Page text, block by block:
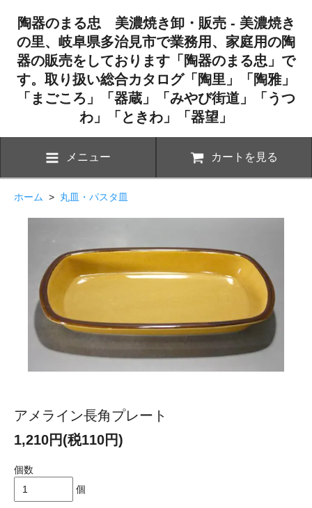
陶器のまる忠 美濃焼き卸・販売 - 美濃焼き
の里、岐阜県多治見市で業務用、家庭用の陶
器の販売をしております「陶器のまる忠」で
す。取り扱い総合カタログ「陶里」「陶雅」
「まごころ」「器蔵」「みやび街道」「うつ
わ」「ときわ」「器望」
メニュー カートを見る
ホーム > 丸皿・パスタ皿
アメライン長角プレート
1,210円(税110円)
個数
個